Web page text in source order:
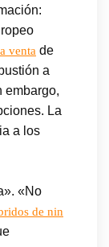
venta de
a
embargo,
La
a los
«No
de nin